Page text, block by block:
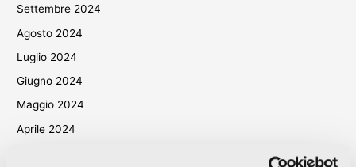
Settembre 2024
Agosto 2024
Luglio 2024
Giugno 2024
Maggio 2024
Aprile 2024